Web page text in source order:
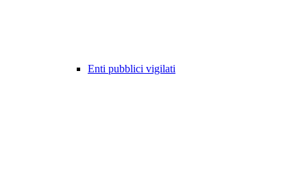
Enti pubblici vigilati